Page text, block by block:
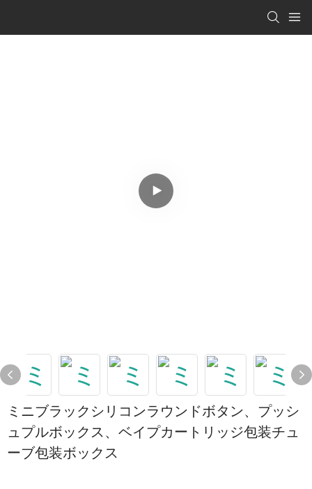
ミニブラックシリコンラウンドボタン、プッシ
ュプルボックス、ベイプカートリッジ包装チュ
ーブ包装ボックス